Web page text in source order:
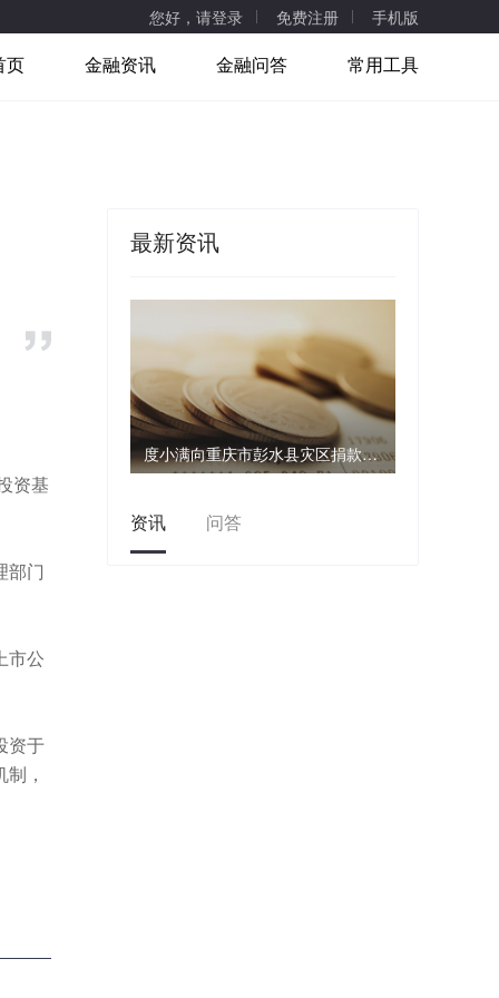
您好，请登录 免费注册 手机版
页 金融资讯 金融问答 常用工具
资基
部门
市公
资于
，
最新资讯
度小满向重庆市彭水县灾区捐款1000万元
资讯 问答